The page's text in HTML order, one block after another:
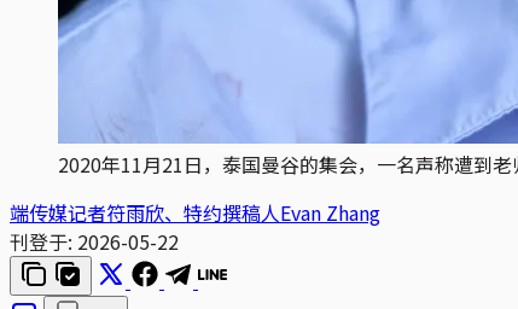
2020年11月21日，泰国曼谷的集会，一名声称遭到
端传媒记者符雨欣、特约撰稿人Evan Zhang
刊登于: 2026-05-22